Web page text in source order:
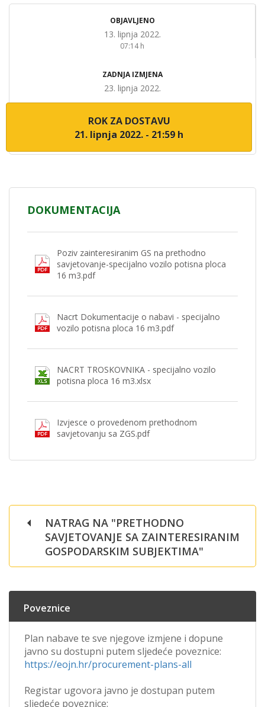
OBJAVLJENO
13. lipnja 2022.
07:14 h
ZADNJA IZMJENA
23. lipnja 2022.
ROK ZA DOSTAVU
21. lipnja 2022. - 21:59 h
DOKUMENTACIJA
Poziv zainteresiranim GS na prethodno
savjetovanje-specijalno vozilo potisna ploca
16 m3.pdf
Nacrt Dokumentacije o nabavi - specijalno
vozilo potisna ploca 16 m3.pdf
NACRT TROSKOVNIKA - specijalno vozilo
potisna ploca 16 m3.xlsx
Izvjesce o provedenom prethodnom
savjetovanju sa ZGS.pdf
NATRAG NA "PRETHODNO
SAVJETOVANJE SA ZAINTERESIRANIM
GOSPODARSKIM SUBJEKTIMA"
Poveznice
Plan nabave te sve njegove izmjene i dopune
javno su dostupni putem sljedeće poveznice:
https://eojn.hr/procurement-plans-all
Registar ugovora javno je dostupan putem
sljedeće poveznice: